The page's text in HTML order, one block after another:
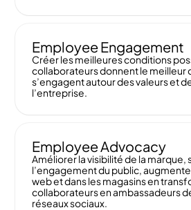
Employee Engagement
Créer les meilleures conditions
collaborateurs donnent le meilleur
s’engagent autour des valeurs et
l’entreprise.
Employee Advocacy
Améliorer la visibilité de la marque,
l’engagement du public,
web et dans les magasins en
collaborateurs en ambassadeurs
réseaux sociaux.